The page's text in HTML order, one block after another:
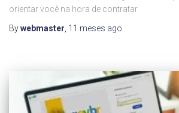
orientar você na hora de contratar
Bywebmaster, 11 meses ago